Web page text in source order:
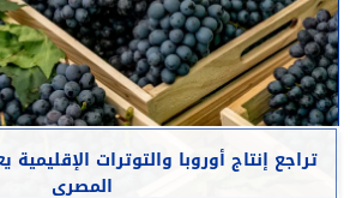
تراجع إنتاج أوروبا والتوترات
المصرى